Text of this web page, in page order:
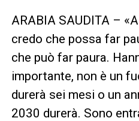
ARABIA SAUDITA –
credo che possa far
che può far paura.
importante, non è un
durerà sei mesi o un
2030 durerà. Sono